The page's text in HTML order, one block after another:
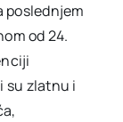
poslednjem
od 24.
su zlatnu i